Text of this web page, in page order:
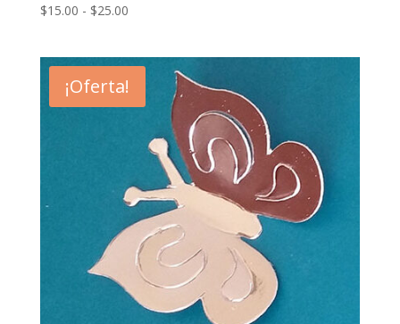
$15.00 - $25.00Rango
desde
$15.00
hasta
$25.00
¡Oferta!